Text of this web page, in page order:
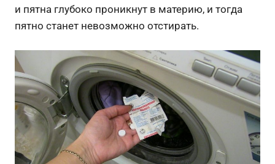
и пятна глубоко проникнут в материю, и тогда
пятно станет невозможно отстирать.